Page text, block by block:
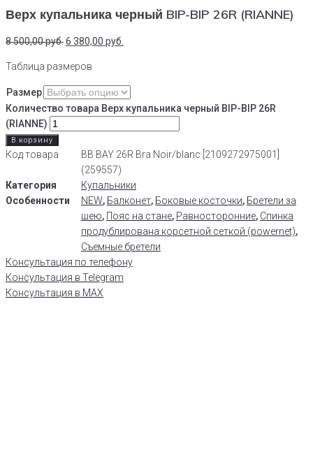
Верх купальника черный BIP-BIP 26R (RIANNE)
8 500,00руб.6 380,00 руб.
Таблица размеров
Размер
Количество товара Верх купальника черный BIP-BIP 26R
(RIANNE)
В корзину
Код товара
BB BAY 26R Bra Noir/blanc [2109272975001]
(259557)
Категория
Купальники
Особенности
NEW, Балконет, Боковые косточки, Бретели за
шею, Пояс на стане, Равносторонние, Спинка
продублирована корсетной сеткой (powernet),
Съемные бретели
Консультация по телефону
Консультация в Telegram
Консультация в MAX